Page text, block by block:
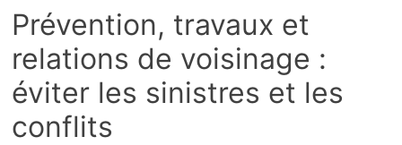
Prévention, travaux et
relations de voisinage :
éviter les sinistres et les
conflits